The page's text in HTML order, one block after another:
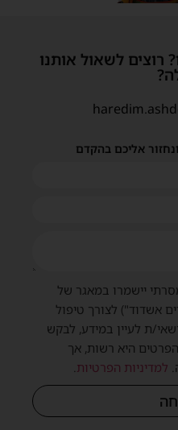
לשאול אותנו
אליכם בהקדם
יישמרו במאגר של
לצורך טיפול
ת לעיין במידע, לבקש
היא רשות, אך
הפרטיות.